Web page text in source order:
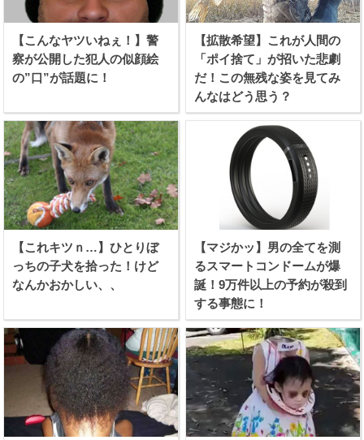
【こんなヤツいねぇ！】警
察が公開した犯人の似顔絵
の”口”が話題に！
【拡散希望】これが人間の
「ポイ捨て」が招いた悲劇
だ！この無残な姿を見てみ
んなはどう思う？
【これキツｎ…】ひとりぼ
っちの子犬を拾った！けど
なんかおかしい、、
【マジかッ】男の全てを測
るスマートコンドームが爆
誕！9万件以上の予約が殺到
する事態に！